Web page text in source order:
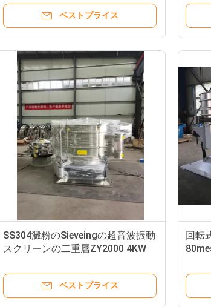
ベストプライス
SS304澱粉のSieveingの超音波振動
スクリーンの二重層ZY2000 4KW
ベストプライス
回転